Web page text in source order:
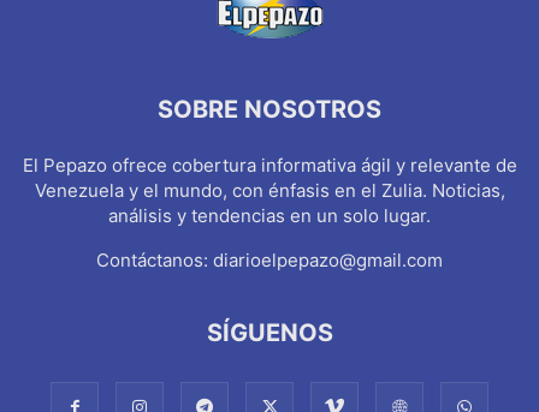
SOBRE NOSOTROS
El Pepazo ofrece cobertura informativa ágil y relevante de
Venezuela y el mundo, con énfasis en el Zulia. Noticias,
análisis y tendencias en un solo lugar.
Contáctanos: diarioelpepazo@gmail.com
SÍGUENOS